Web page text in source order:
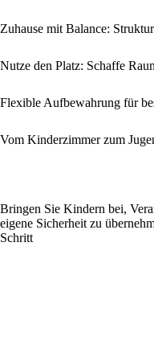
Zuhause mit Balance:
Nutze den Platz: Schaffe
Flexible Aufbewahrung für
Vom Kinderzimmer zum
Bringen Sie Kindern bei,
eigene Sicherheit zu
Schritt